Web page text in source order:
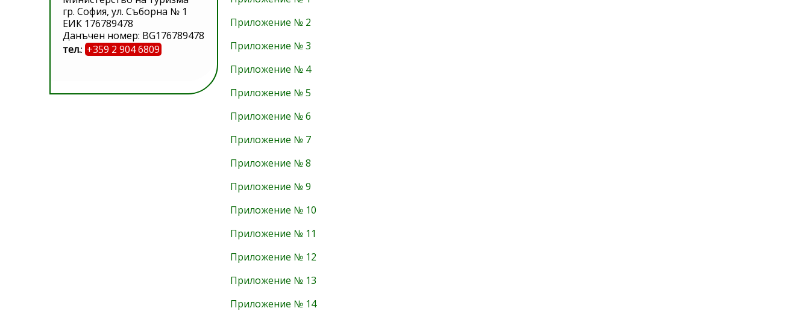
гр. София, ул. Съборна № 1
ЕИК 176789478
Данъчен номер: BG176789478
тел.: +359 2 904 6809
Приложение № 2
Приложение № 3
Приложение № 4
Приложение № 5
Приложение № 6
Приложение № 7
Приложение № 8
Приложение № 9
Приложение № 10
Приложение № 11
Приложение № 12
Приложение № 13
Приложение № 14